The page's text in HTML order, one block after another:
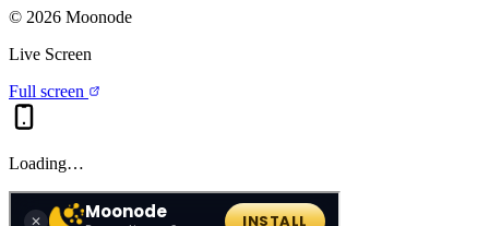
© 2026 Moonode
Live Screen
Full screen
Loading…